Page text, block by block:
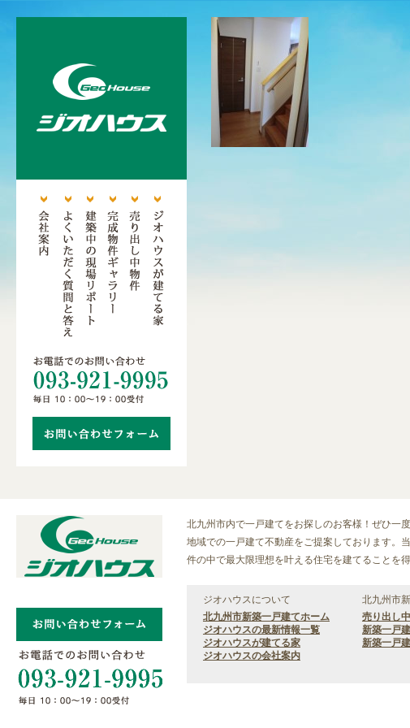
北九州市内で一戸建てをお探しのお客様！ぜひ一
地域での一戸建て不動産をご提案しております。
件の中で最大限理想を叶える住宅を建てることを
ジオハウスについて
北九州市新築一戸建てホーム
ジオハウスの最新情報一覧
ジオハウスが建てる家
ジオハウスの会社案内
北九州市
売り出し
新築一戸
新築一戸